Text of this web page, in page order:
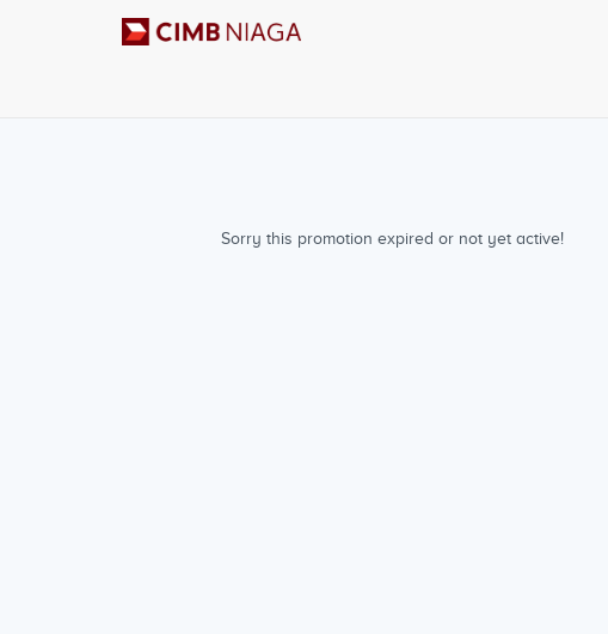
Sorry this promotion expired or not yet active!